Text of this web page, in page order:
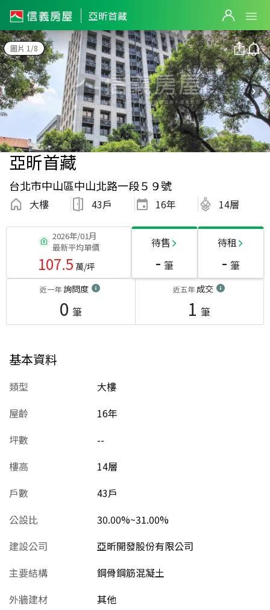
亞昕首藏
圖片 1/8
亞昕首藏
台北市中山區中山北路一段５９號
大樓 43戶 16年 14層
2026年/01月
最新平均單價
107.5 萬/坪
待售
- 筆
待租
- 筆
近一年詢問度
0 筆
近五年成交
1 筆
基本資料
類型
大樓
屋齡
16年
坪數
--
樓高
14層
戶數
43戶
公設比
30.00%~31.00%
建設公司
亞昕開發股份有限公司
主要結構
鋼骨鋼筋混凝土
外牆建材
其他